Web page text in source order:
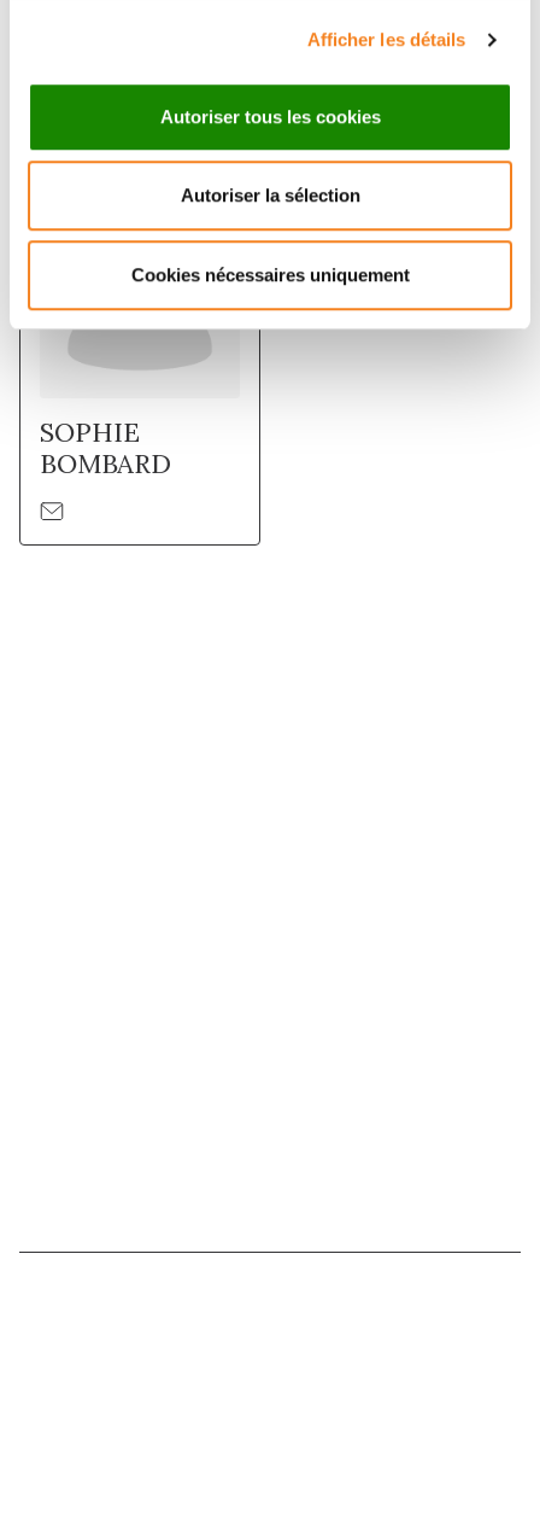
Afficher les détails
Autoriser tous les cookies
Autoriser la sélection
Cookies nécessaires uniquement
FICHOU
SOPHIE
BOMBARD